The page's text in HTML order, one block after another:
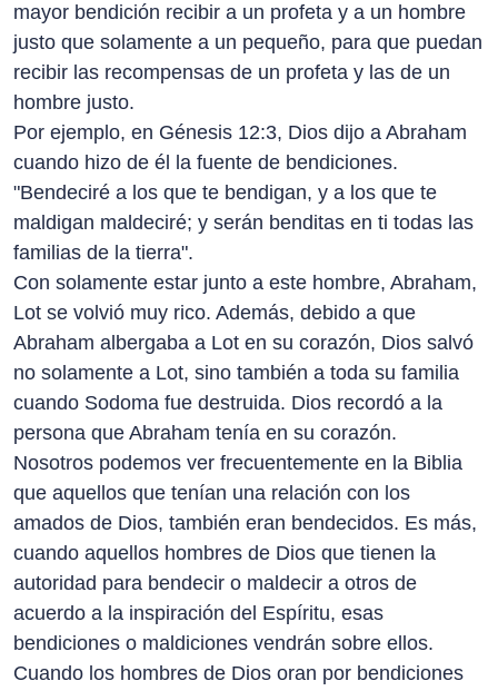
mayor bendición recibir a un profeta y a un hombre
justo que solamente a un pequeño, para que puedan
recibir las recompensas de un profeta y las de un
hombre justo.
Por ejemplo, en Génesis 12:3, Dios dijo a Abraham
cuando hizo de él la fuente de bendiciones.
"Bendeciré a los que te bendigan, y a los que te
maldigan maldeciré; y serán benditas en ti todas las
familias de la tierra".
Con solamente estar junto a este hombre, Abraham,
Lot se volvió muy rico. Además, debido a que
Abraham albergaba a Lot en su corazón, Dios salvó
no solamente a Lot, sino también a toda su familia
cuando Sodoma fue destruida. Dios recordó a la
persona que Abraham tenía en su corazón.
Nosotros podemos ver frecuentemente en la Biblia
que aquellos que tenían una relación con los
amados de Dios, también eran bendecidos. Es más,
cuando aquellos hombres de Dios que tienen la
autoridad para bendecir o maldecir a otros de
acuerdo a la inspiración del Espíritu, esas
bendiciones o maldiciones vendrán sobre ellos.
Cuando los hombres de Dios oran por bendiciones